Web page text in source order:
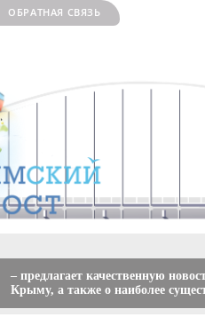
ОБРАТНАЯ СВЯЗЬ
– предлагает качественную
Крыму, а также о наиболее